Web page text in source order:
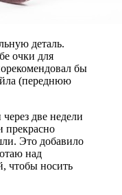
деталь.
очки для
бы
(переднюю
две недели
прекрасно
Это добавило
над
чтобы носить